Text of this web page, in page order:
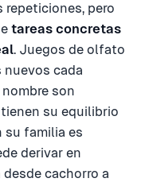
repeticiones, pero
tareas concretas
. Juegos de olfato
cada
son
su equilibrio
su familia es
derivar en
cachorro a